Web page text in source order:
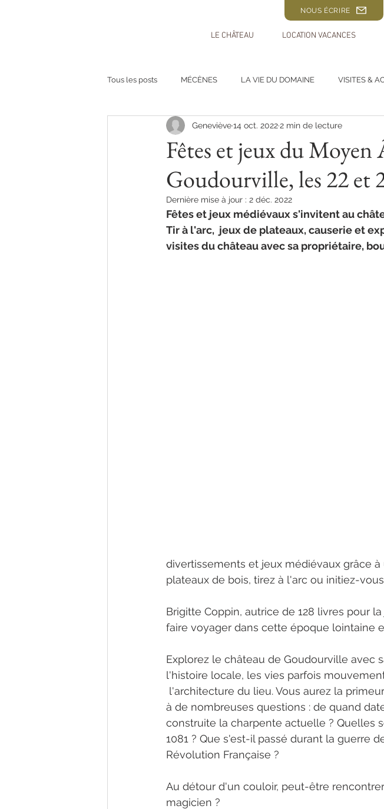
NOUS ÉCRIRE
LE CHÂTEAU LOCATION VACANCES
Tous les posts MÉCÈNES LA VIE DU DOMAINE VISITES &
Fêtes et jeux du Moyen
Goudourville, les 22 et
Geneviève14 oct. 20222 min de lecture
Dernière mise à jour : 2 déc. 2022
Fêtes et jeux médiévaux s'invitent au
Tir à l'arc,  jeux de plateaux, causerie et
visites du château avec sa propriétaire,
divertissements et jeux médiévaux grâce
plateaux de bois, tirez à l'arc ou initiez-
Brigitte Coppin, autrice de 128 livres pour
faire voyager dans cette époque lointaine
Explorez le château de Goudourville avec
l'histoire locale, les vies parfois
l'architecture du lieu. Vous aurez la
à de nombreuses questions : de quand
construite la charpente actuelle ? Quelles
1081 ? Que s'est-il passé durant la guerre
Révolution Française ?
Au détour d'un couloir, peut-être
magicien ?